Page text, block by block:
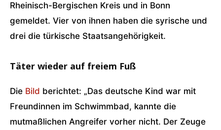
Rheinisch-Bergischen Kreis und in Bonn
gemeldet. Vier von ihnen haben die syrische und
drei die türkische Staatsangehörigkeit.
Täter wieder auf freiem Fuß
Die Bild berichtet: „Das deutsche Kind war mit
Freundinnen im Schwimmbad, kannte die
mutmaßlichen Angreifer vorher nicht. Der Zeuge